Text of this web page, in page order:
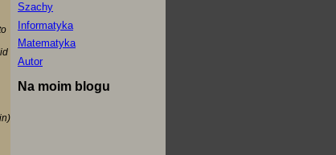
Szachy
Informatyka
Matematyka
Autor
Na moim blogu